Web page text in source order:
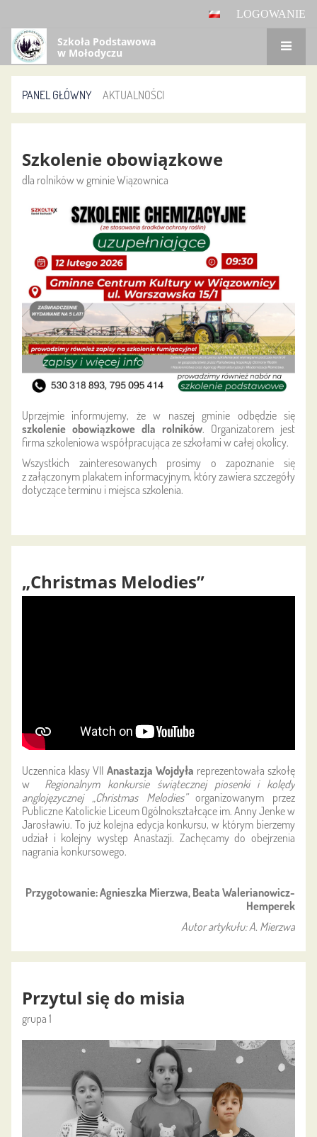
LOGOWANIE
Szkoła Podstawowa
w Mołodyczu
PANEL GŁÓWNY AKTUALNOŚCI
Szkolenie obowiązkowe
dla rolników w gminie Wiązownica
Uprzejmie informujemy, że w naszej gminie odbędzie się
szkolenie obowiązkowe dla rolników. Organizatorem jest
firma szkoleniowa współpracująca ze szkołami w całej okolicy.
Wszystkich zainteresowanych prosimy o zapoznanie się
z załączonym plakatem informacyjnym, który zawiera szczegóły
dotyczące terminu i miejsca szkolenia.
„Christmas Melodies”
Uczennica klasy VII Anastazja Wojdyła reprezentowała szkołę
w
Regionalnym konkursie świątecznej piosenki i kolędy
anglojęzycznej „Christmas Melodies”organizowanym przez
Publiczne Katolickie Liceum Ogólnokształcące im. Anny Jenke w
Jarosławiu. To już kolejna edycja konkursu, w którym bierzemy
udział i kolejny występ Anastazji. Zachęcamy do obejrzenia
nagrania konkursowego.
Przygotowanie: Agnieszka Mierzwa, Beata Walerianowicz-
Hemperek
Autor artykułu: A. Mierzwa
Przytul się do misia
grupa 1